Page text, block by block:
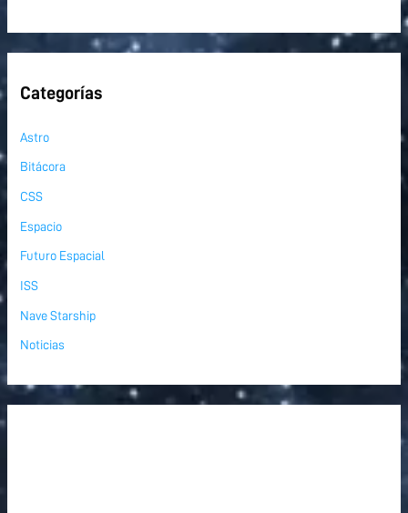
Categorías
Astro
Bitácora
CSS
Espacio
Futuro Espacial
ISS
Nave Starship
Noticias